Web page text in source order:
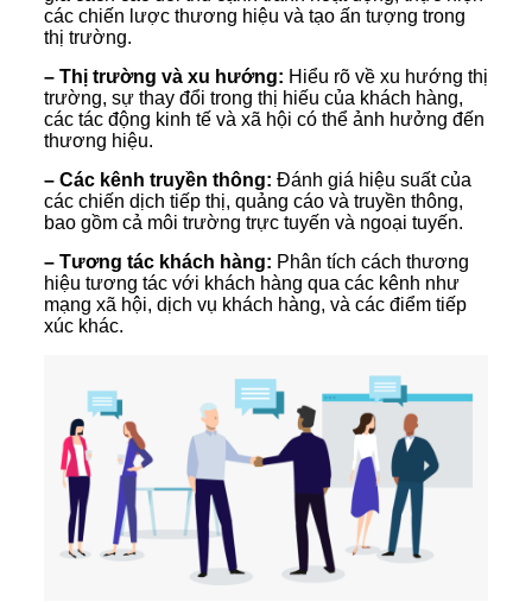
các chiến lược thương hiệu và tạo ấn tượng trong
thị trường.
– Thị trường và xu hướng: Hiểu rõ về xu hướng thị
trường, sự thay đổi trong thị hiếu của khách hàng,
các tác động kinh tế và xã hội có thể ảnh hưởng đến
thương hiệu.
– Các kênh truyền thông: Đánh giá hiệu suất của
các chiến dịch tiếp thị, quảng cáo và truyền thông,
bao gồm cả môi trường trực tuyến và ngoại tuyến.
– Tương tác khách hàng: Phân tích cách thương
hiệu tương tác với khách hàng qua các kênh như
mạng xã hội, dịch vụ khách hàng, và các điểm tiếp
xúc khác.